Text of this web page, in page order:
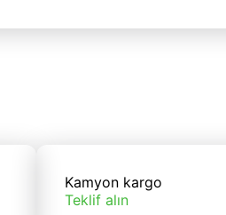
Kamyon kargo
Teklif alın